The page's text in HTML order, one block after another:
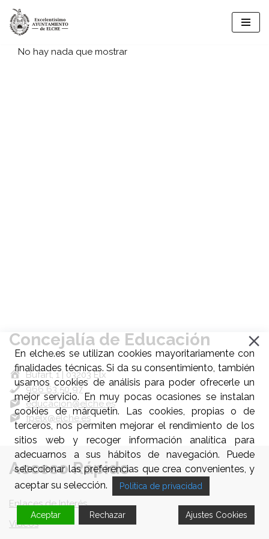
Saltar
No hay nada que mostrar
Concejalía de Educación
Bufart, 1 | 03203 Elx
966 63 50 97
educacion@elche.es
fpelx@elche.es
Acceso Rápido
Enlaces de Interés
Videos
En elche.es se utilizan cookies mayoritariamente con
finalidades técnicas. Si da su consentimiento, también
usamos cookies de análisis para poder ofrecerle un
mejor servicio. En muy pocas ocasiones se instalan
cookies de márquetin. Las cookies, propias o de
terceros, nos permiten mejorar el rendimiento de los
sitios web y recoger información analítica para
adecuarnos a sus hábitos de navegación. Puede
seleccionar las preferencias que crea convenientes, y
aceptar su selección.
Politica de privacidad
Aceptar Rechazar Ajustes Cookies